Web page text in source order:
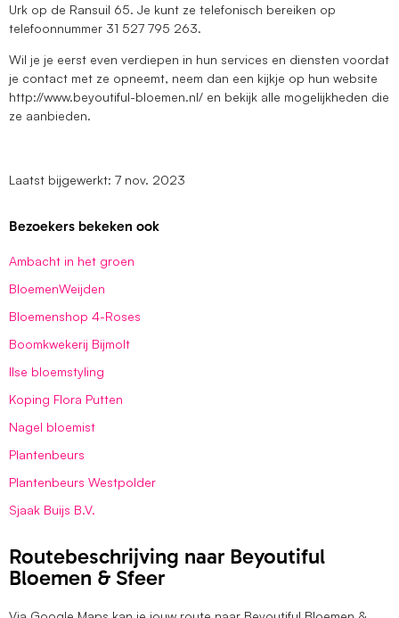
Urk op de Ransuil 65. Je kunt ze telefonisch bereiken op
telefoonnummer 31 527 795 263.
Wil je je eerst even verdiepen in hun services en diensten voordat
je contact met ze opneemt, neem dan een kijkje op hun website
http://www.beyoutiful-bloemen.nl/ en bekijk alle mogelijkheden die
ze aanbieden.
Laatst bijgewerkt: 7 nov. 2023
Bezoekers bekeken ook
Ambacht in het groen
BloemenWeijden
Bloemenshop 4-Roses
Boomkwekerij Bijmolt
Ilse bloemstyling
Koping Flora Putten
Nagel bloemist
Plantenbeurs
Plantenbeurs Westpolder
Sjaak Buijs B.V.
Routebeschrijving naar Beyoutiful
Bloemen & Sfeer